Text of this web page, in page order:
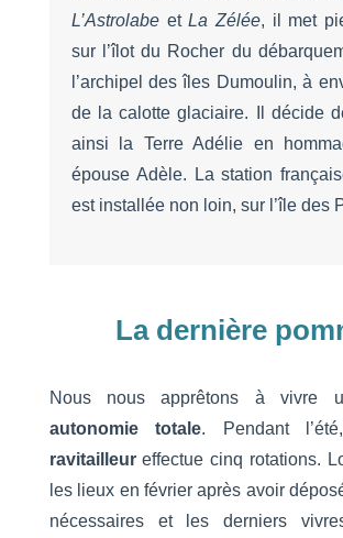
L’AstrolabeetLa Zélée, il met
sur l’îlot du Rocher du
l’archipel des îles Dumoulin, à
de la calotte glaciaire. Il décide
ainsi la Terre Adélie en
épouse Adèle. La station
est installée non loin, sur l’île des
La dernière
Nous nous apprêtons à vivre
autonomie totale. Pendant
ravitailleureffectue cinq rotations.
les lieux en février après avoir
nécessaires et les derniers